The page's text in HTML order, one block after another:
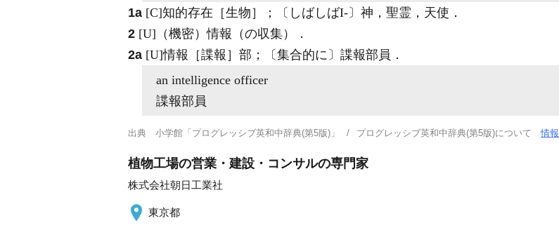
1a [C]知的存在［生物］；〔しばしばI-〕神，聖霊，天使 ．
2 [U] （機密）情報（の収集）
．
2a [U]情報［諜報］部；〔集合的に〕諜報部員 ．
an intelligence officer
諜報部員
出典 小学館「プログレッシブ英和中辞典(第5版)」 プログレッシブ英和中辞典(第5版)について情報
植物工場の営業・建設・コンサルの専門家
株式会社朝日工業社
東京都